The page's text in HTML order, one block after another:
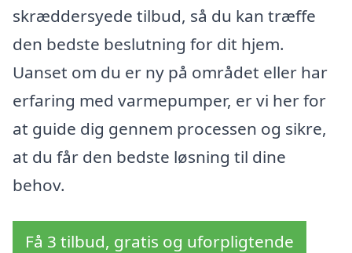
skræddersyede tilbud, så du kan træffe
den bedste beslutning for dit hjem.
Uanset om du er ny på området eller har
erfaring med varmepumper, er vi her for
at guide dig gennem processen og sikre,
at du får den bedste løsning til dine
behov.
Få 3 tilbud, gratis og uforpligtende